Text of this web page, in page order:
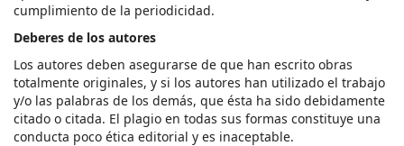
cumplimiento de la periodicidad.
Deberes de los autores
Los autores deben asegurarse de que han escrito obras
totalmente originales, y si los autores han utilizado el trabajo
y/o las palabras de los demás, que ésta ha sido debidamente
citado o citada. El plagio en todas sus formas constituye una
conducta poco ética editorial y es inaceptable.